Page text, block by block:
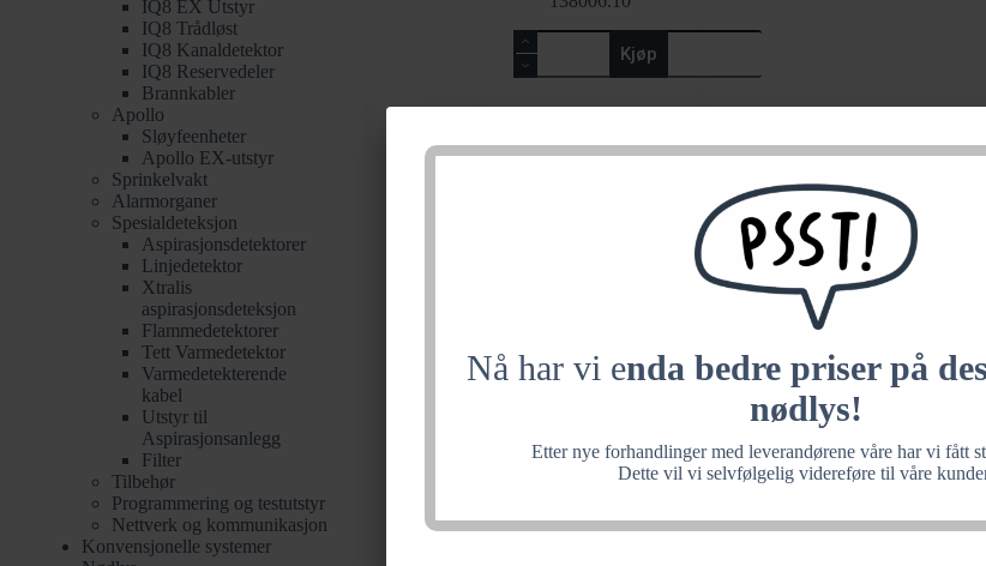
Nå har vi enda bedre priser på
nødlys!
Etter nye forhandlinger med leverandørene våre har vi fått
Dette vil vi selvfølgelig videreføre til våre
Ova
-
OmniLED
LED
Kjøp
IQ8 EX Utstyr
IQ8 Trådløst
IQ8 Kanaldetektor
IQ8 Reservedeler
Brannkabler
Apollo
Sløyfeenheter
Apollo EX-utstyr
Sprinkelvakt
Alarmorganer
Spesialdeteksjon
Aspirasjonsdetektorer
Linjedetektor
Xtralis
aspirasjonsdeteksjon
Flammedetektorer
Tett Varmedetektor
Varmedetekterende
kabel
Utstyr til
Aspirasjonsanlegg
Filter
Tilbehør
Programmering og testutstyr
Nettverk og kommunikasjon
Konvensjonelle systemer